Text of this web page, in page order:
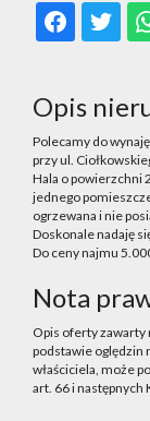
Opis
Polecamy do
przy ul.
Hala o powierzchni
jednego
ogrzewana i nie
Doskonale nadaję
Do ceny najmu
Nota
Opis oferty
podstawie oględzin
właściciela, może
art. 66 i następnych